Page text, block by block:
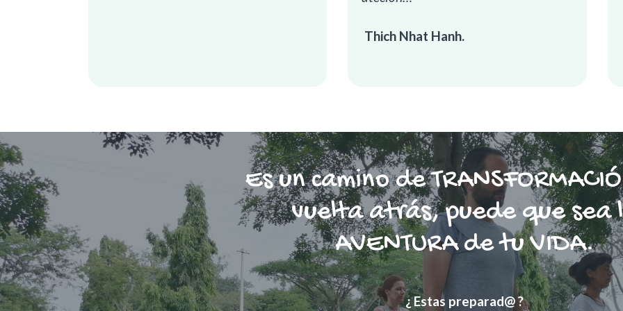
Thich Nhat Hanh.
Es un camino de
vuelta atrás, puede que sea
AVENTURA de tu VIDA.
¿ Estas preparad@ ?